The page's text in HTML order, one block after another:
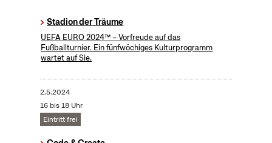
Stadion der Träume
UEFA EURO 2024™ – Vorfreude auf das
Fußballturnier. Ein fünfwöchiges Kulturprogramm
wartet auf Sie.
2.5.2024
16 bis 18 Uhr
Eintritt frei